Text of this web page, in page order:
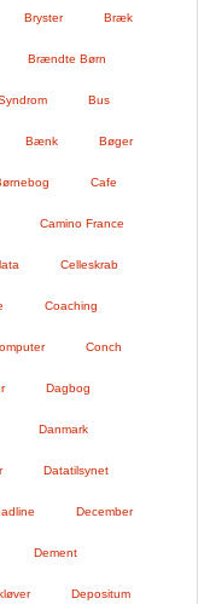
Bryster Bræk
Brændte Børn
Bus
Bænk Bøger
Cafe
Camino France
Celleskrab
Coaching
Conch
Dagbog
Danmark
Datatilsynet
December
Dement
Depositum